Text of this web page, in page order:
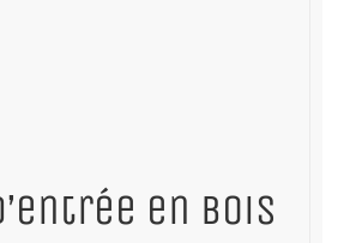
en bois